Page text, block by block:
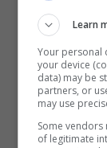
È
moderata
andatura
allenate.
Non
Learn
Your personal
your device
data) may be
partners, or
may use
Some
of legitimate